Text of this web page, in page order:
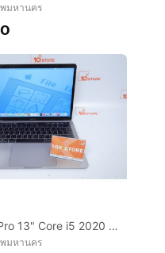
พมหานคร
MacBook Pro 13" Core i5 2020 16.512GB
พมหานคร